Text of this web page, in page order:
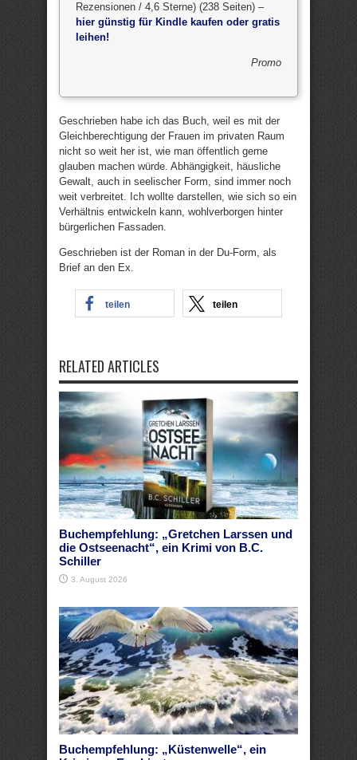
Rezensionen / 4,6 Sterne) (238 Seiten) –
hier günstig für Kindle kaufen oder gratis
leihen!
Promo
Geschrieben habe ich das Buch, weil es mit der
Gleichberechtigung der Frauen im privaten Raum
nicht so weit her ist, wie man öffentlich gerne
glauben machen würde. Abhängigkeit, häusliche
Gewalt, auch in seelischer Form, sind immer noch
weit verbreitet. Ich wollte darstellen, wie sich so ein
Verhältnis entwickeln kann, wohlverborgen hinter
bürgerlichen Fassaden.
Geschrieben ist der Roman in der Du-Form, als
Brief an den Ex.
teilen teilen
RELATED ARTICLES
Buchempfehlung: „Gretchen Larssen und
die Ostseenacht“, ein Krimi von B.C.
Schiller
3. August 2026
Buchempfehlung: „Küstenwelle“, ein